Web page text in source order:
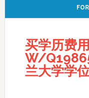
买学历费
W/
兰大学学